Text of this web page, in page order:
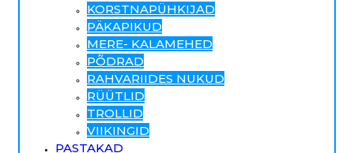
KORSTNAPÜHKIJAD
PÄKAPIKUD
MERE- KALAMEHED
PÕDRAD
RAHVARIIDES NUKUD
RÜÜTLID
TROLLID
VIIKINGID
PASTAKAD